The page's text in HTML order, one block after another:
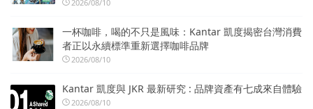
2026/08/10
一杯咖啡，喝的不只是風味：Kantar 凱度揭密台灣消費
者正以永續標準重新選擇咖啡品牌
2026/08/10
Kantar 凱度與 JKR 最新研究 : 品牌資產有七成來自體驗
2026/08/10